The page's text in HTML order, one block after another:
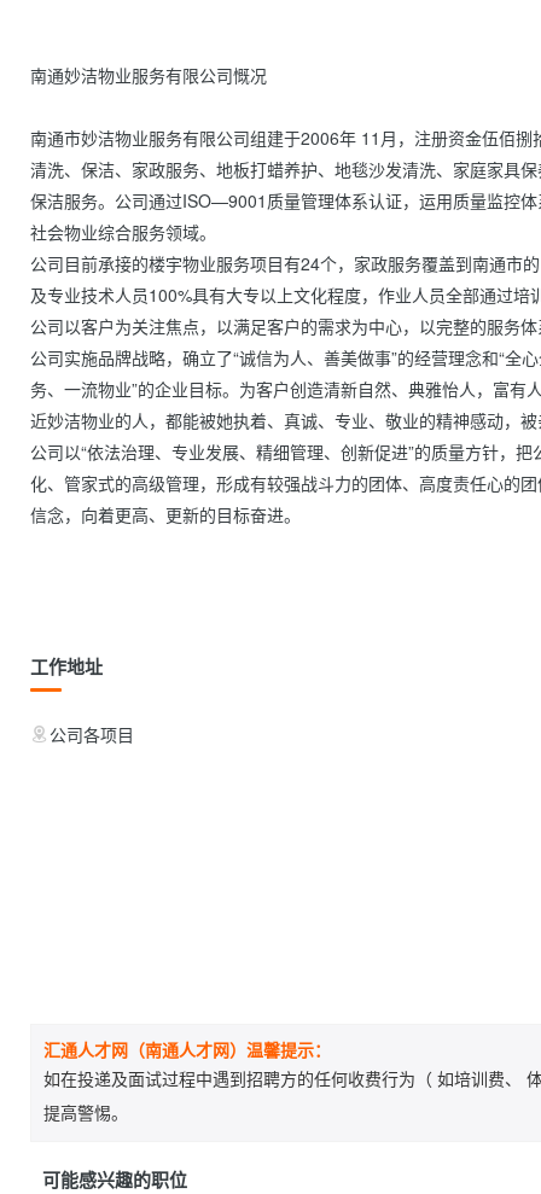
南通妙洁物业服务有限公司慨况
南通市妙洁物业服务有限公司组建于2006年 11月，注册资金伍佰
清洗、保洁、家政服务、地板打蜡养护、地毯沙发清洗、家庭家具
保洁服务。公司通过ISO—9001质量管理体系认证，运用质量监控
社会物业综合服务领域。
公司目前承接的楼宇物业服务项目有24个，家政服务覆盖到南通市
及专业技术人员100%具有大专以上文化程度，作业人员全部通过
公司以客户为关注焦点，以满足客户的需求为中心，以完整的服务
公司实施品牌战略，确立了“诚信为人、善美做事”的经营理念和“全
务、一流物业”的企业目标。为客户创造清新自然、典雅怡人，富
近妙洁物业的人，都能被她执着、真诚、专业、敬业的精神感动，
公司以“依法治理、专业发展、精细管理、创新促进”的质量方针，
化、管家式的高级管理，形成有较强战斗力的团体、高度责任心的
信念，向着更高、更新的目标奋进。
工作地址
公司各项目
汇通人才网（南通人才网）温馨提示：
如在投递及面试过程中遇到招聘方的任何收费行为（ 如培训费、
提高警惕。
可能感兴趣的职位